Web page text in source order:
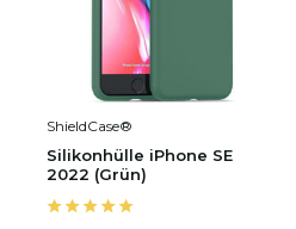
ShieldCase®
Silikonhülle iPhone SE
2022 (Grün)